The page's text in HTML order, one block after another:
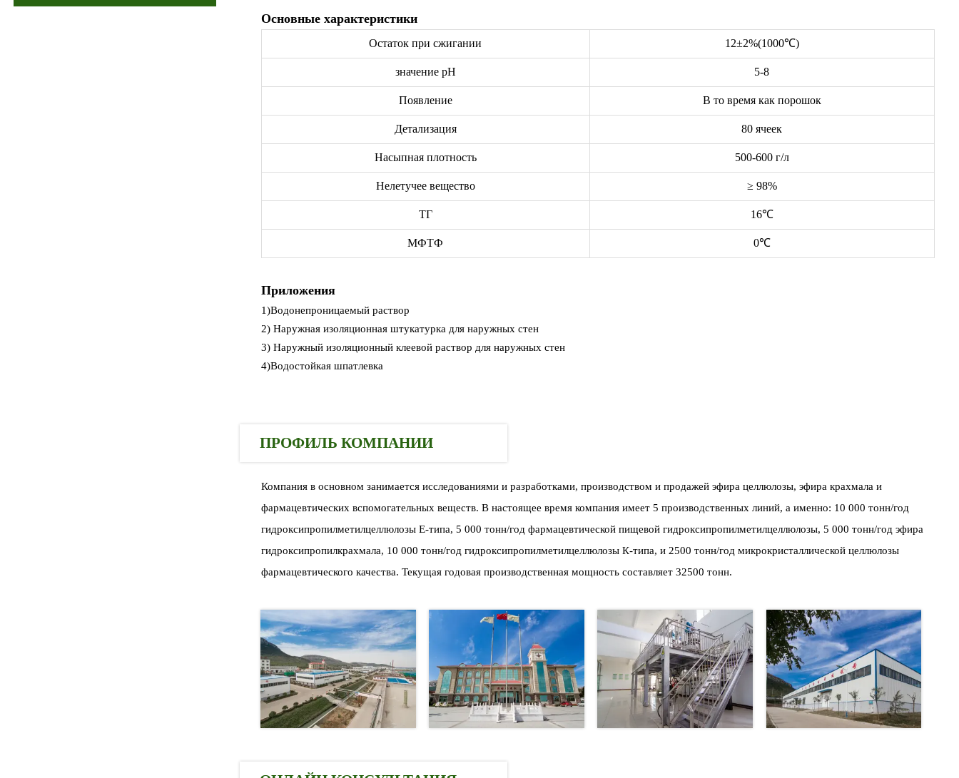
Основные характеристики
Остаток при сжигании 12±2%(1000℃)
значение pH 5-8
Появление В то время как порошок
Детализация 80 ячеек
Насыпная плотность 500-600 г/л
Нелетучее вещество ≥ 98%
ТГ 16℃
МФТФ 0℃
Приложения
1)Водонепроницаемый раствор
2) Наружная изоляционная штукатурка для наружных стен
3) Наружный изоляционный клеевой раствор для наружных стен
4)Водостойкая шпатлевка
ПРОФИЛЬ КОМПАНИИ
Компания в основном занимается исследованиями и разработками, производством и продажей эфира целлюлозы, эфира крахмала и
фармацевтических вспомогательных веществ. В настоящее время компания имеет 5 производственных линий, а именно: 10 000 тонн/год
гидроксипропилметилцеллюлозы Е-типа, 5 000 тонн/год фармацевтической пищевой гидроксипропилметилцеллюлозы, 5 000 тонн/год эфира
гидроксипропилкрахмала, 10 000 тонн/год гидроксипропилметилцеллюлозы К-типа, и 2500 тонн/год микрокристаллической целлюлозы
фармацевтического качества. Текущая годовая производственная мощность составляет 32500 тонн.